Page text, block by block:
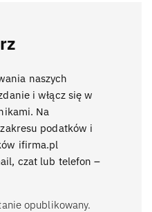
naszych
i włącz się w
Na
podatków i
ifirma.pl
czat lub telefon –
opublikowany.